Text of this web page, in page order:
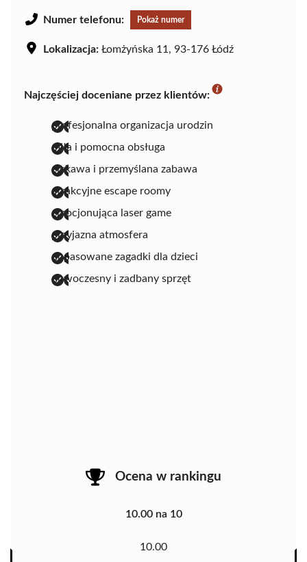
Numer telefonu: Pokaż numer
Lokalizacja: Łomżyńska 11, 93-176 Łódź
Najczęściej doceniane przez klientów:
profesjonalna organizacja urodzin
miła i pomocna obsługa
ciekawa i przemyślana zabawa
atrakcyjne escape roomy
emocjonująca laser game
przyjazna atmosfera
dopasowane zagadki dla dzieci
nowoczesny i zadbany sprzęt
Ocena w rankingu
10.00 na 10
10.00